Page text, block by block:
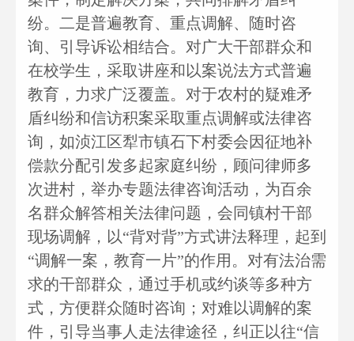
纷。二是普遍教育、重点调解、随时咨
询、引导诉讼相结合。对广大干部群众和
在校学生，采取讲座和以案说法方式普遍
教育，力求广泛覆盖。对于农村的疑难矛
盾纠纷和信访积案采取重点调解或法律咨
询，如浈江区犁市镇石下村委会因征地补
偿款分配引发多起家庭纠纷，顾问律师多
次进村，举办专题法律咨询活动，为百余
名群众解答相关法律问题，会同镇村干部
现场调解，以“背对背”方式讲法释理，起到
“调解一案，教育一片”的作用。对有法治需
求的干部群众，通过手机或约谈等多种方
式，方便群众随时咨询；对难以调解的案
件，引导当事人走法律途径，纠正以往“信